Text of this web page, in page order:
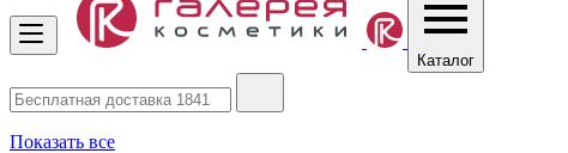
Каталог
Показать все